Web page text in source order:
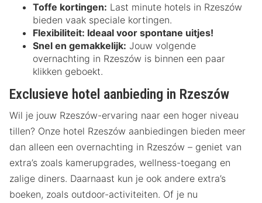
Toffe kortingen: Last minute hotels in Rzeszów
bieden vaak speciale kortingen.
Flexibiliteit: Ideaal voor spontane uitjes!
Snel en gemakkelijk: Jouw volgende
overnachting in Rzeszów is binnen een paar
klikken geboekt.
Exclusieve hotel aanbieding in Rzeszów
Wil je jouw Rzeszów-ervaring naar een hoger niveau
tillen? Onze hotel Rzeszów aanbiedingen bieden meer
dan alleen een overnachting in Rzeszów – geniet van
extra’s zoals kamerupgrades, wellness-toegang en
zalige diners. Daarnaast kun je ook andere extra’s
boeken, zoals outdoor-activiteiten. Of je nu